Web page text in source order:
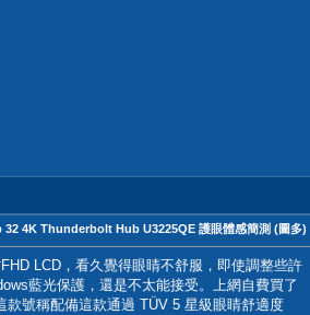
32 4K Thunderbolt Hub U3225QE 護眼體感簡測 (圖多)
LCD，看久覺得眼睛不舒服，即使調整些許
藍光保護，還是不太能接受。上網自費買了
款號稱配備這款通過 TÜV 5 星級眼睛舒適度